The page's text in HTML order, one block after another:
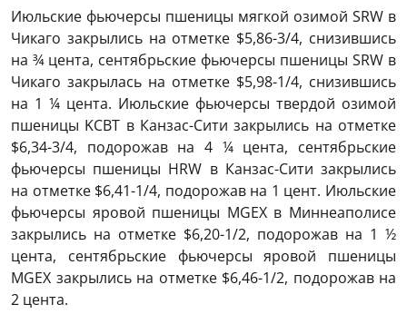
Июльские фьючерсы пшеницы мягкой озимой SRW в
Чикаго закрылись на отметке $5,86-3/4, снизившись
на ¾ цента, сентябрьские фьючерсы пшеницы SRW в
Чикаго закрылась на отметке $5,98-1/4, снизившись
на 1 ¼ цента. Июльские фьючерсы твердой озимой
пшеницы KCBT в Канзас-Сити закрылись на отметке
$6,34-3/4, подорожав на 4 ¼ цента, сентябрьские
фьючерсы пшеницы HRW в Канзас-Сити закрылись
на отметке $6,41-1/4, подорожав на 1 цент. Июльские
фьючерсы яровой пшеницы MGEХ в Миннеаполисе
закрылись на отметке $6,20-1/2, подорожав на 1 ½
цента, сентябрьские фьючерсы яровой пшеницы
MGEХ закрылись на отметке $6,46-1/2, подорожав на
2 цента.